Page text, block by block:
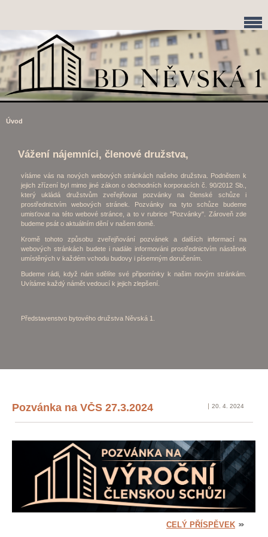
Úvod
Vážení nájemníci, členové družstva,
vítáme vás na nových webových stránkách našeho družstva. Podnětem k
jejich zřízení byl mimo jiné zákon o obchodních korporacích č. 90/2012 Sb.,
který ukládá družstvům zveřejňovat pozvánky na členské schůze i
prostřednictvím webových stránek. Pozvánky na tyto schůze budeme
umisťovat na této webové stránce, a to v rubrice "Pozvánky". Zároveň zde
budeme psát o aktuálním dění v našem domě.
Kromě tohoto způsobu zveřejňování pozvánek a dalších informací na
webových stránkách budete i nadále informováni prostřednictvím nástěnek
umístěných v každém vchodu budovy i písemným doručením.
Budeme rádi, když nám sdělíte své připomínky k našim novým stránkám.
Uvítáme každý námět vedoucí k jejich zlepšení.
Představenstvo bytového družstva Něvská 1.
Pozvánka na VČS 27.3.2024 20. 4. 2024
CELÝ PŘÍSPĚVEK